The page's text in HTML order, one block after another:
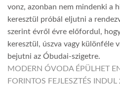
vonz, azonban nem mindenki a
keresztül próbál eljutni a
szerint évről évre előfordul,
keresztül, úszva vagy különféle
bejutni az Óbudai-szigetre.
MODERN ÓVODA ÉPÜLHET
FORINTOS FEJLESZTÉS INDUL